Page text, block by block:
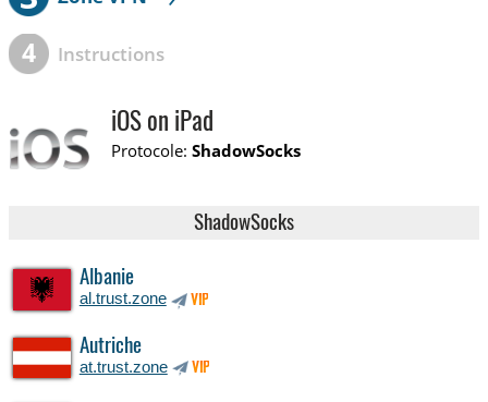
4 Instructions
iOS on iPad
Protocole:ShadowSocks
ShadowSocks
Albanie
al.trust.zone VIP
Autriche
at.trust.zone VIP